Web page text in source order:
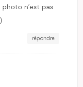
n’est pas
répondre